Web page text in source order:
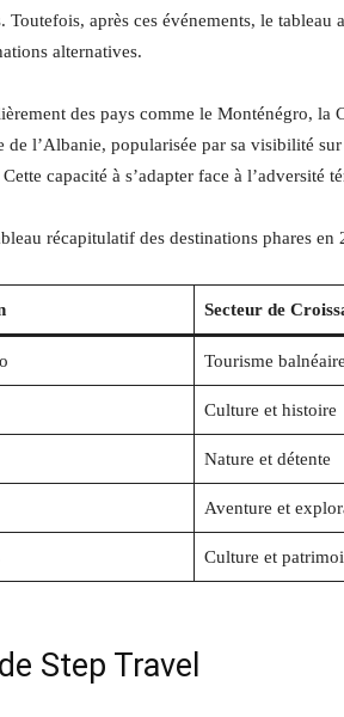
après ces événements, le
alternatives.
des pays comme le Monténégro, la
l’Albanie, popularisée par sa visibilité
capacité à s’adapter face à l’adversité
récapitulatif des destinations phares en
Secteur de
Tourisme balnéaire
Culture et histoire
Nature et détente
Aventure et
Culture et
Step Travel